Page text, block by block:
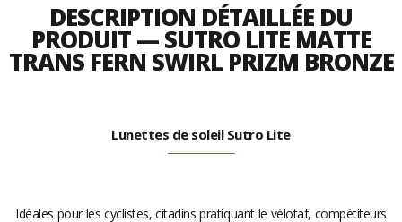
DESCRIPTION DÉTAILLÉE DU
PRODUIT — SUTRO LITE MATTE
TRANS FERN SWIRL PRIZM BRONZE
Lunettes de soleil Sutro Lite
Idéales pour les cyclistes, citadins pratiquant le vélotaf, compétiteurs